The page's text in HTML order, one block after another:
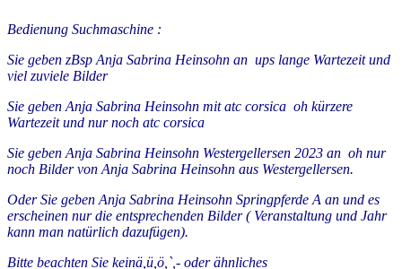
Bedienung Suchmaschine :
Sie geben zBsp Anja Sabrina Heinsohn an ups lange Wartezeit und
viel zuviele Bilder
Sie geben Anja Sabrina Heinsohn mit atc corsica oh kürzere
Wartezeit und nur noch atc corsica
Sie geben Anja Sabrina Heinsohn Westergellersen 2023 an oh nur
noch Bilder von Anja Sabrina Heinsohn aus Westergellersen.
Oder Sie geben Anja Sabrina Heinsohn Springpferde A an und es
erscheinen nur die entsprechenden Bilder ( Veranstaltung und Jahr
kann man natürlich dazufügen).
Bitte beachten Sie keinä,ü,ö,`,- oder ähnliches